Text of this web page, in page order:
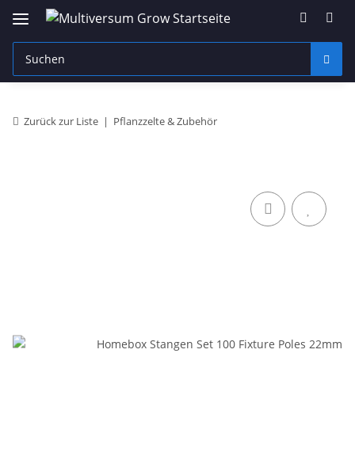
Zurück zur Liste Pflanzzelte & Zubehör